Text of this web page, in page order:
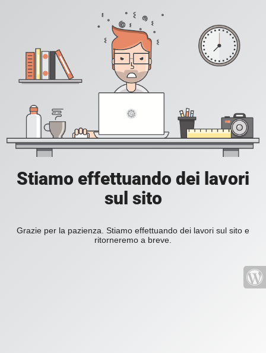
Stiamo effettuando dei lavori
sul sito
Grazie per la pazienza. Stiamo effettuando dei lavori sul sito e
ritorneremo a breve.